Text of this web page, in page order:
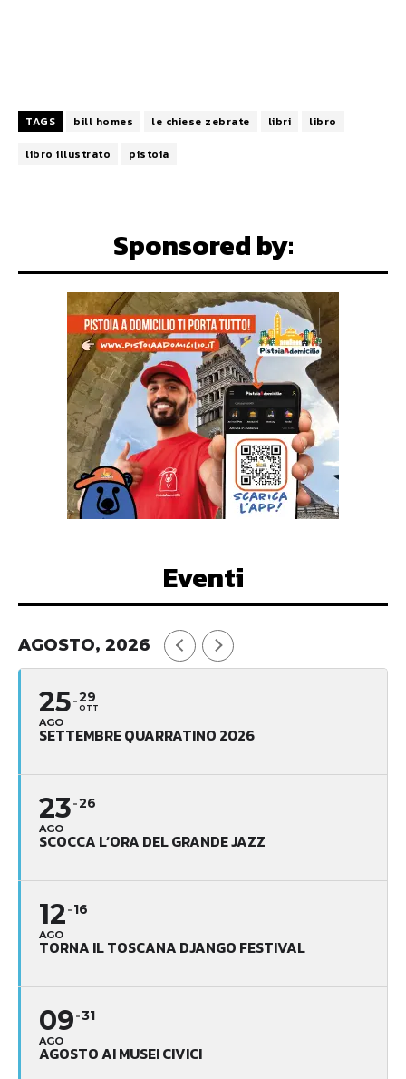
TAGS bill homes le chiese zebrate libri
libro
libro illustrato
pistoia
Sponsored by:
Eventi
AGOSTO, 2026
25
AGO
29
OTT
SETTEMBRE QUARRATINO 2026
23
AGO
26
SCOCCA L’ORA DEL GRANDE JAZZ
12
AGO
16
TORNA IL TOSCANA DJANGO FESTIVAL
09
AGO
31
AGOSTO AI MUSEI CIVICI